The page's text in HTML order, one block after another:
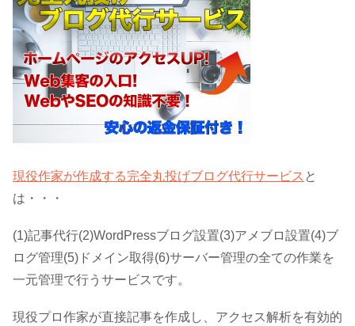
現役作家が作成する完全丸投げブログ代行サービス と
は・・・
(1)記事代行(2)WordPressブログ設置(3)アメブロ設置(4)ブ
ログ管理(5)ドメイン取得(6)サーバー管理の全ての作業を
一元管理で行うサービスです。
現役プロ作家が直接記事を作成し、アクセス解析を有効的